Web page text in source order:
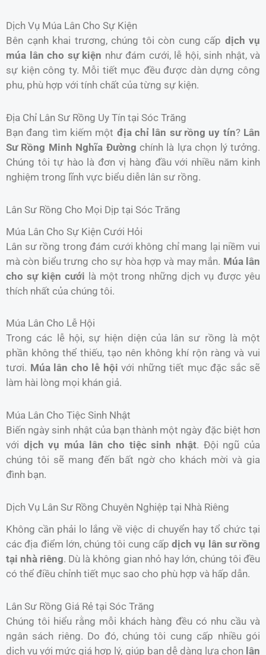
Dịch Vụ Múa Lân Cho Sự Kiện
Bên cạnh khai trương, chúng tôi còn cung cấp dịch vụ
múa lân cho sự kiện như đám cưới, lễ hội, sinh nhật, và
sự kiện công ty. Mỗi tiết mục đều được dàn dựng công
phu, phù hợp với tính chất của từng sự kiện.
Địa Chỉ Lân Sư Rồng Uy Tín tại Sóc Trăng
Bạn đang tìm kiếm một địa chỉ lân sư rồng uy tín? Lân
Sư Rồng Minh Nghĩa Đường chính là lựa chọn lý tưởng.
Chúng tôi tự hào là đơn vị hàng đầu với nhiều năm kinh
nghiệm trong lĩnh vực biểu diễn lân sư rồng.
Lân Sư Rồng Cho Mọi Dịp tại Sóc Trăng
Múa Lân Cho Sự Kiện Cưới Hỏi
Lân sư rồng trong đám cưới không chỉ mang lại niềm vui
mà còn biểu trưng cho sự hòa hợp và may mắn. Múa lân
cho sự kiện cưới là một trong những dịch vụ được yêu
thích nhất của chúng tôi.
Múa Lân Cho Lễ Hội
Trong các lễ hội, sự hiện diện của lân sư rồng là một
phần không thể thiếu, tạo nên không khí rộn ràng và vui
tươi. Múa lân cho lễ hội với những tiết mục đặc sắc sẽ
làm hài lòng mọi khán giả.
Múa Lân Cho Tiệc Sinh Nhật
Biến ngày sinh nhật của bạn thành một ngày đặc biệt hơn
với dịch vụ múa lân cho tiệc sinh nhật. Đội ngũ của
chúng tôi sẽ mang đến bất ngờ cho khách mời và gia
đình bạn.
Dịch Vụ Lân Sư Rồng Chuyên Nghiệp tại Nhà Riêng
Không cần phải lo lắng về việc di chuyển hay tổ chức tại
các địa điểm lớn, chúng tôi cung cấp dịch vụ lân sư rồng
tại nhà riêng. Dù là không gian nhỏ hay lớn, chúng tôi đều
có thể điều chỉnh tiết mục sao cho phù hợp và hấp dẫn.
Lân Sư Rồng Giá Rẻ tại Sóc Trăng
Chúng tôi hiểu rằng mỗi khách hàng đều có nhu cầu và
ngân sách riêng. Do đó, chúng tôi cung cấp nhiều gói
dịch vụ với mức giá hợp lý, giúp bạn dễ dàng lựa chọn lân